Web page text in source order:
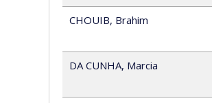
CHOUIB, Brahim
DA CUNHA, Marcia